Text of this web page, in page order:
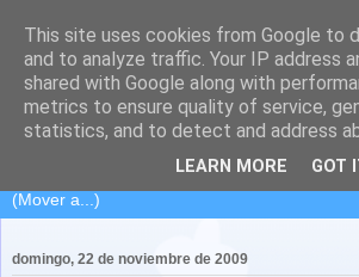
El Carpintero
Viaje de ida y vuelta a L´Hospitalet...
los volcanes... Lanzarote.
domingo, 22 de noviembre de 2009
This site uses cookies from Google to
and to analyze traffic. Your IP address
shared with Google along with
metrics to ensure quality of service,
statistics, and to detect and address
LEARN MORE GOT